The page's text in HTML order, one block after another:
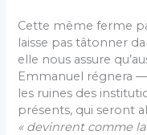
Cette même ferme
laisse pas tâtonner
elle nous assure
Emmanuel régnera
les ruines des
présents, qui seront
« devinrent comme